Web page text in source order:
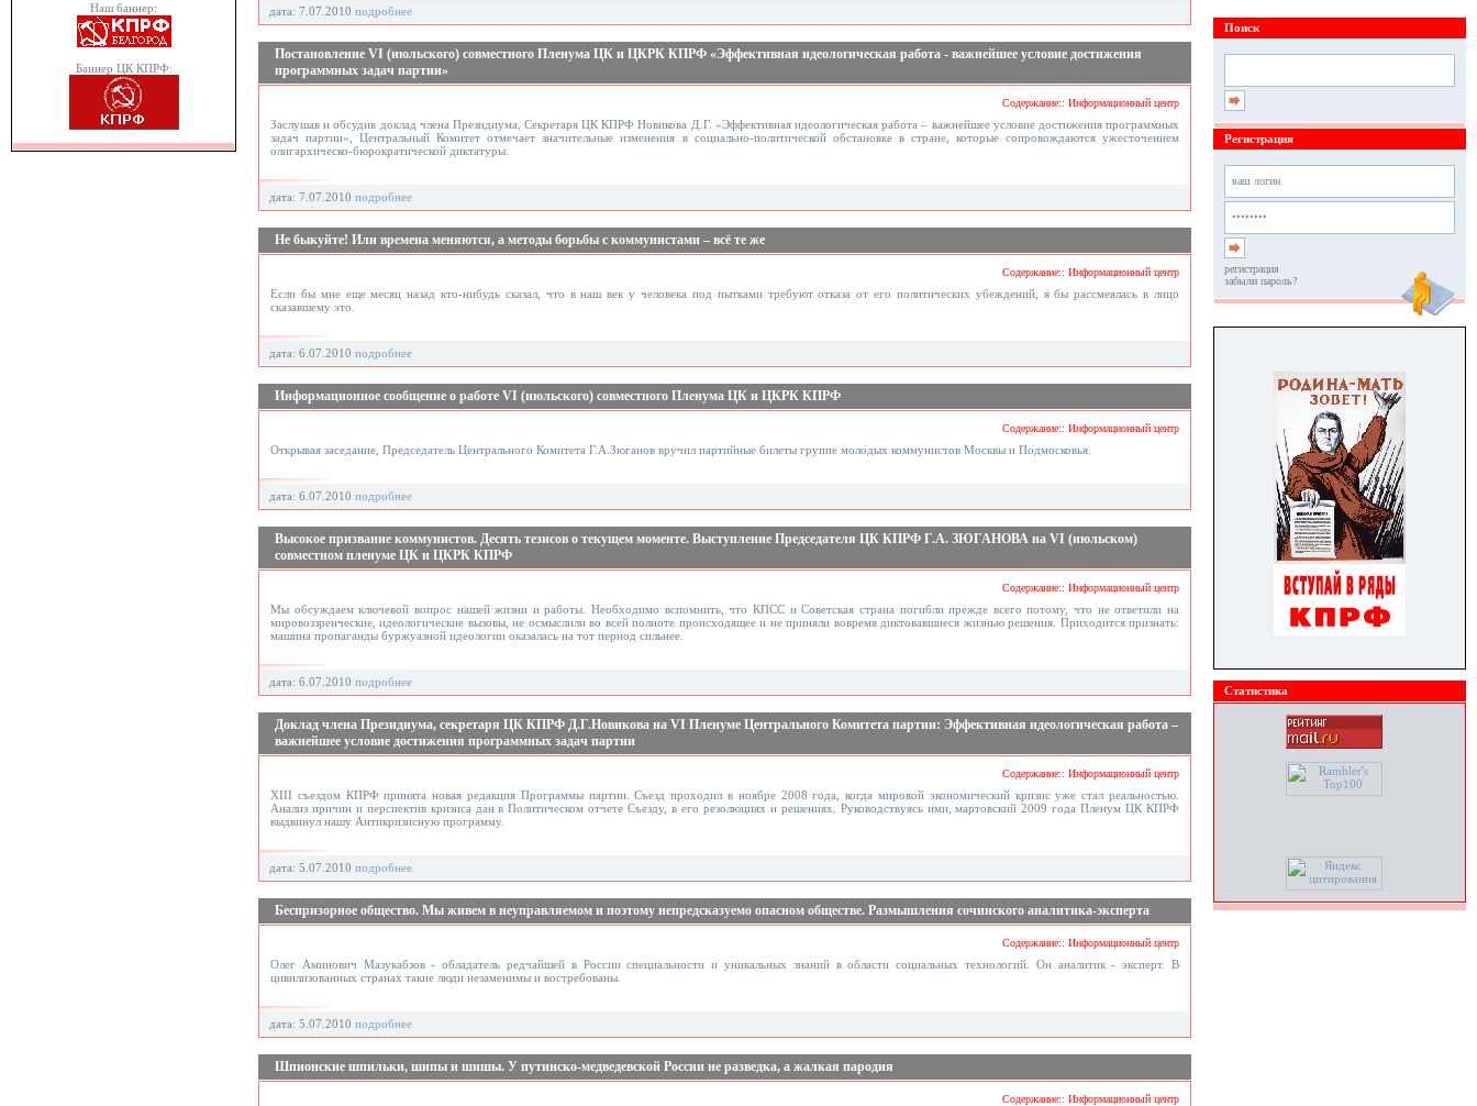
Наш баннер:
Баннер ЦК КПРФ:
дата: 7.07.2010 подробнее
Постановление VI (июльского) совместного Пленума ЦК и ЦКРК КПРФ «Эффективная идеологическая работа - важнейшее условие достижения
программных задач партии»
Содержание:: Информационный центр
Заслушав и обсудив доклад члена Президиума, Cекретаря ЦК КПРФ Новикова Д.Г. «Эффективная идеологическая работа – важнейшее условие достижения программных
задач партии», Центральный Комитет отмечает значительные изменения в социально-политической обстановке в стране, которые сопровождаются ужесточением
олигархическо-бюрократической диктатуры.
дата: 7.07.2010 подробнее
Не быкуйте! Или времена меняются, а методы борьбы с коммунистами – всё те же
Содержание:: Информационный центр
Если бы мне еще месяц назад кто-нибудь сказал, что в наш век у человека под пытками требуют отказа от его политических убеждений, я бы рассмеялась в лицо
сказавшему это.
дата: 6.07.2010 подробнее
Информационное сообщение о работе VI (июльского) совместного Пленума ЦК и ЦКРК КПРФ
Содержание:: Информационный центр
Открывая заседание, Председатель Центрального Комитета Г.А.Зюганов вручил партийные билеты группе молодых коммунистов Москвы и Подмосковья.
дата: 6.07.2010 подробнее
Высокое призвание коммунистов. Десять тезисов о текущем моменте. Выступление Председателя ЦК КПРФ Г.А. ЗЮГАНОВА на VI (июльском)
совместном пленуме ЦК и ЦКРК КПРФ
Содержание:: Информационный центр
Мы обсуждаем ключевой вопрос нашей жизни и работы. Необходимо вспомнить, что КПСС и Советская страна погибли прежде всего потому, что не ответили на
мировоззренческие, идеологические вызовы, не осмыслили во всей полноте происходящее и не приняли вовремя диктовавшиеся жизнью решения. Приходится признать:
машина пропаганды буржуазной идеологии оказалась на тот период сильнее.
дата: 6.07.2010 подробнее
Доклад члена Президиума, секретаря ЦК КПРФ Д.Г.Новикова на VI Пленуме Центрального Комитета партии: Эффективная идеологическая работа –
важнейшее условие достижения программных задач партии
Содержание:: Информационный центр
XIII съездом КПРФ принята новая редакция Программы партии. Съезд проходил в ноябре 2008 года, когда мировой экономический кризис уже стал реальностью.
Анализ причин и перспектив кризиса дан в Политическом отчете Съезду, в его резолюциях и решениях. Руководствуясь ими, мартовский 2009 года Пленум ЦК КПРФ
выдвинул нашу Антикризисную программу.
дата: 5.07.2010 подробнее
Беспризорное общество. Мы живем в неуправляемом и поэтому непредсказуемо опасном обществе. Размышления сочинского аналитика-эксперта
Содержание:: Информационный центр
Олег Аминович Мазукабзов - обладатель редчайшей в России специальности и уникальных знаний в области социальных технологий. Он аналитик - эксперт. В
цивилизованных странах такие люди незаменимы и востребованы.
дата: 5.07.2010 подробнее
Шпионские шпильки, шипы и шишы. У путинско-медведевской России не разведка, а жалкая пародия
Содержание:: Информационный центр
Поиск
Регистрация
регистрация
забыли пароль?
Статистика